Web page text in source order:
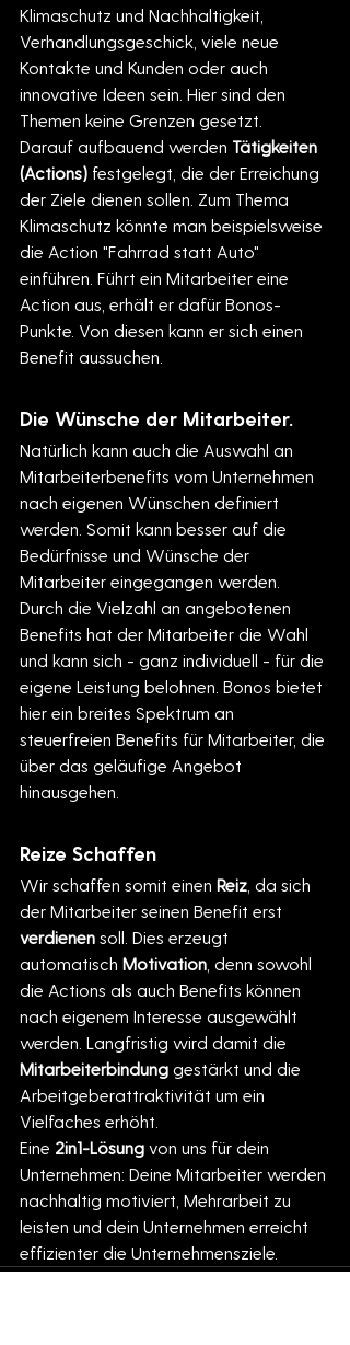
Klimaschutz und Nachhaltigkeit,
Verhandlungsgeschick, viele neue
Kontakte und Kunden oder auch
innovative Ideen sein. Hier sind den
Themen keine Grenzen gesetzt.
Darauf aufbauend werden Tätigkeiten
(Actions) festgelegt, die der Erreichung
der Ziele dienen sollen. Zum Thema
Klimaschutz könnte man beispielsweise
die Action "Fahrrad statt Auto"
einführen. Führt ein Mitarbeiter eine
Action aus, erhält er dafür Bonos-
Punkte. Von diesen kann er sich einen
Benefit aussuchen.
Die Wünsche der Mitarbeiter.
Natürlich kann auch die Auswahl an
Mitarbeiterbenefits vom Unternehmen
nach eigenen Wünschen definiert
werden. Somit kann besser auf die
Bedürfnisse und Wünsche der
Mitarbeiter eingegangen werden.
Durch die Vielzahl an angebotenen
Benefits hat der Mitarbeiter die Wahl
und kann sich - ganz individuell - für die
eigene Leistung belohnen. Bonos bietet
hier ein breites Spektrum an
steuerfreien Benefits für Mitarbeiter, die
über das geläufige Angebot
hinausgehen.
Reize Schaffen
Wir schaffen somit einen Reiz , da sich
der Mitarbeiter seinen Benefit erst
verdienen soll. Dies erzeugt
automatisch Motivation , denn sowohl
die Actions als auch Benefits können
nach eigenem Interesse ausgewählt
werden. Langfristig wird damit die
Mitarbeiterbindung gestärkt und die
Arbeitgeberattraktivität um ein
Vielfaches erhöht.
Eine 2in1-Lösung von uns für dein
Unternehmen: Deine Mitarbeiter werden
nachhaltig motiviert, Mehrarbeit zu
leisten und dein Unternehmen erreicht
effizienter die Unternehmensziele.